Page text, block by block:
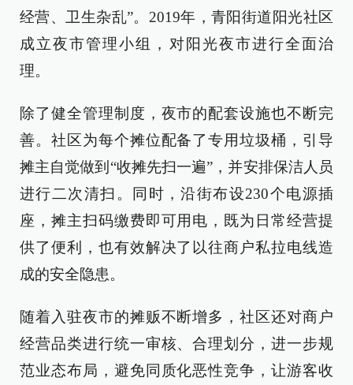
经营、卫生杂乱”。2019年，青阳街道阳光社区
成立夜市管理小组，对阳光夜市进行全面治
理。
除了健全管理制度，夜市的配套设施也不断完
善。社区为每个摊位配备了专用垃圾桶，引导
摊主自觉做到“收摊先扫一遍”，并安排保洁人员
进行二次清扫。同时，沿街布设230个电源插
座，摊主扫码缴费即可用电，既为日常经营提
供了便利，也有效解决了以往商户私拉电线造
成的安全隐患。
随着入驻夜市的摊贩不断增多，社区还对商户
经营品类进行统一审核、合理划分，进一步规
范业态布局，避免同质化恶性竞争，让游客收